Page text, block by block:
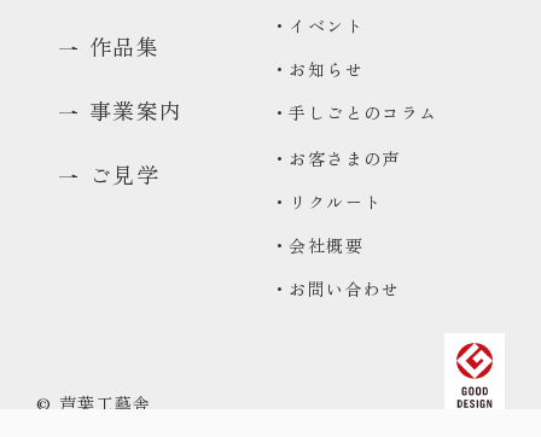
© 芦葉工藝舎
作品集
事業案内
ご見学
・イベント
・お知らせ
・手しごとのコラム
・お客さまの声
・リクルート
・会社概要
・お問い合わせ
0480-48-1959
平日9:00〜17:00
資料請求